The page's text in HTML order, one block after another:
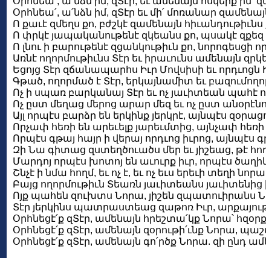
Օրհնեա՛, ա՛նձն իմ, զՏէր եւ մի՛ մոռանար
Ո քաւէ զմեղս քո, բժշկէ զամենայն հիւանդութիւնս
Ո փրկէ յապականութենէ զկեանս քո, պսակէ զքեզ
Ո լնու ի բարութենէ զցանկութիւն քո, նորոգեսցի
Առնէ ողորմութիւնս Տէր եւ իրաւունս ամենայն
Եցոյց Տէր զճանապարհս Իւր Մովսիսի եւ որդւոցն
Գթած, ողորմած է Տէր, երկայնամիտ եւ
Ոչ ի սպառ բարկանայ Տէր եւ ոչ յաւիտեան պահէ
Ոչ ըստ մեղաց մերոց արար մեզ եւ ոչ ըստ
Այլ որպէս բարձր են երկինք յերկրէ, այնպէս
Որչափ հեռի են արեւելք յարեւմտից, այնչափ
Որպէս գթայ հայր ի վերայ որդւոց իւրոց, այնպէս
Զի Նա գիտաց զստեղծուածս մեր եւ յիշեաց, թէ
Մարդոյ որպէս խոտոյ են աւուրք իւր, որպէս
Շնչէ ի նմա հողմ, եւ ոչ է, եւ ոչ եւս երեւի տեղի
Բայց ողորմութիւն Տեառն յաւիտեանս յաւիտենից
Ոյք պահեն զուխտս Նորա, յիշեն զպատուիրանս
Տէր յերկինս պատրաստեաց զաթոռ Իւր,
Օրհնեցէ՛ք զՏէր, ամենայն հրեշտա՛կք Նորա՝
Օրհնեցէ՛ք զՏէր, ամենայն զօրութի՛ւնք Նորա,
Օրհնեցէ՛ք զՏէր, ամենայն գո՛րծք Նորա. զի ընդ